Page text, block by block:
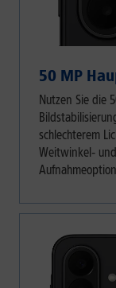
50 MP
Nutzen Sie die
schlechterem
Weitwinkel‑